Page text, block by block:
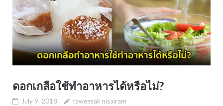
ดอกเกลือใช้ทำอาหารได้หรือไม่?
July 9, 2018 taweesak nisairam